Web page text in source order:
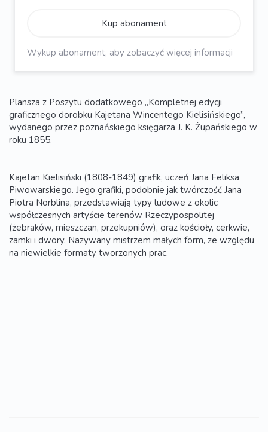
Kup abonament
Wykup abonament, aby zobaczyć więcej informacji
Plansza z Poszytu dodatkowego „Kompletnej edycji
graficznego dorobku Kajetana Wincentego Kielisińskiego”,
wydanego przez poznańskiego księgarza J. K. Żupańskiego w
roku 1855.
Kajetan Kielisiński (1808-1849) grafik, uczeń Jana Feliksa
Piwowarskiego. Jego grafiki, podobnie jak twórczość Jana
Piotra Norblina, przedstawiają typy ludowe z okolic
współczesnych artyście terenów Rzeczypospolitej
(żebraków, mieszczan, przekupniów), oraz kościoły, cerkwie,
zamki i dwory. Nazywany mistrzem małych form, ze względu
na niewielkie formaty tworzonych prac.